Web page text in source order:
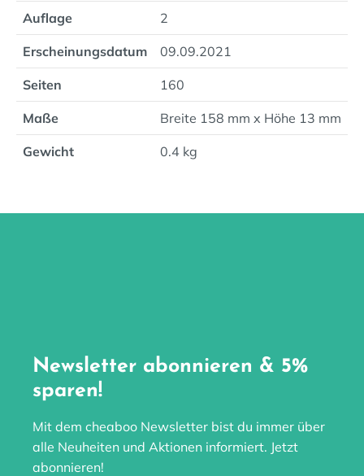
Auflage 2
Erscheinungsdatum 09.09.2021
Seiten 160
Maße Breite 158 mm x Höhe 13 mm
Gewicht 0.4 kg
Newsletter abonnieren & 5%
sparen!
Mit dem cheaboo Newsletter bist du immer über
alle Neuheiten und Aktionen informiert. Jetzt
abonnieren!